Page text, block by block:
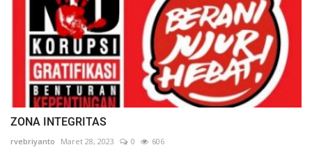
ZONA INTEGRITAS
rvebriyanto Maret 28, 2023 0 606